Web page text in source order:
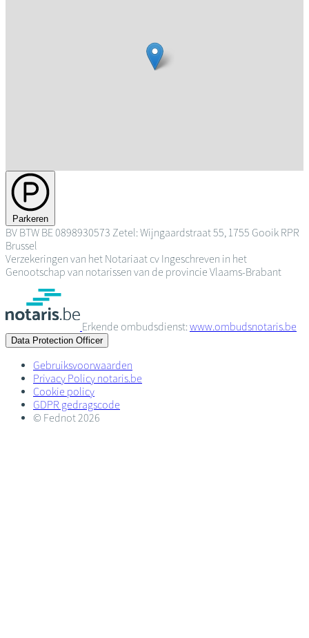
Parkeren
BV BTW BE 0898930573 Zetel: Wijngaardstraat 55, 1755 Gooik RPR
Brussel
Verzekeringen van het Notariaat cv Ingeschreven in het
Genootschap van notarissen van de provincie Vlaams-Brabant
Erkende ombudsdienst:www.ombudsnotaris.be
Data Protection Officer
Gebruiksvoorwaarden
Privacy Policy notaris.be
Cookie policy
GDPR gedragscode
© Fednot 2026